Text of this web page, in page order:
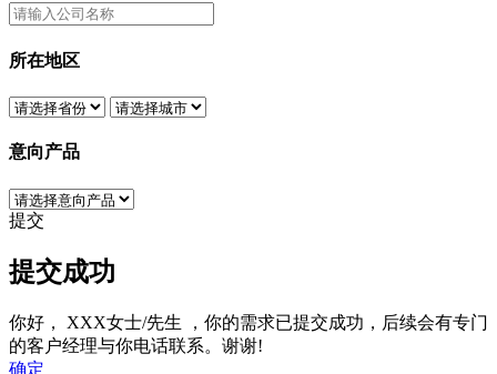
所在地区
意向产品
提交
提交成功
你好， XXX女士/先生
，你的需求已提交成功，后续会有专门
的客户经理与你电话联系。谢谢!
确定